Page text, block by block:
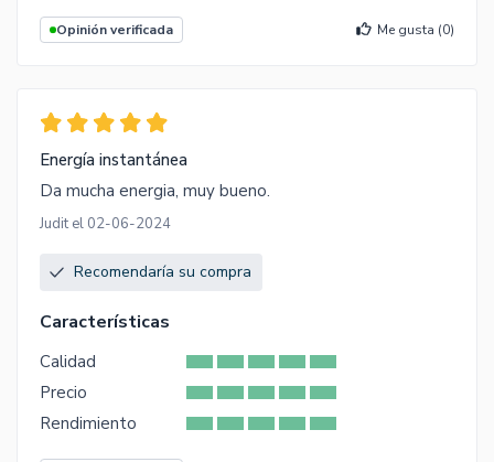
Opinión verificada Me gusta (0)
Energía instantánea
Da mucha energia, muy bueno.
Judit el 02-06-2024
Recomendaría su compra
Características
Calidad
Precio
Rendimiento